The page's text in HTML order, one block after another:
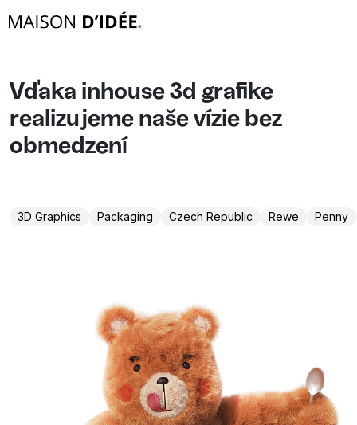
Vďaka inhouse 3d grafike
realizujeme naše vízie bez
obmedzení
3D Graphics Packaging Czech Republic Rewe Penny